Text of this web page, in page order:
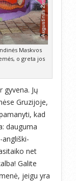
Maskvos
o greta jos
gyvena. Jų
Gruzijoje,
kad
dauguma
net
Galite
jeigu yra